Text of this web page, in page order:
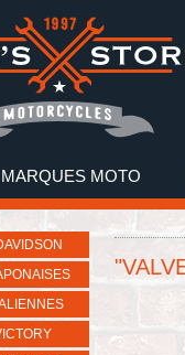
MARQUES MOTO